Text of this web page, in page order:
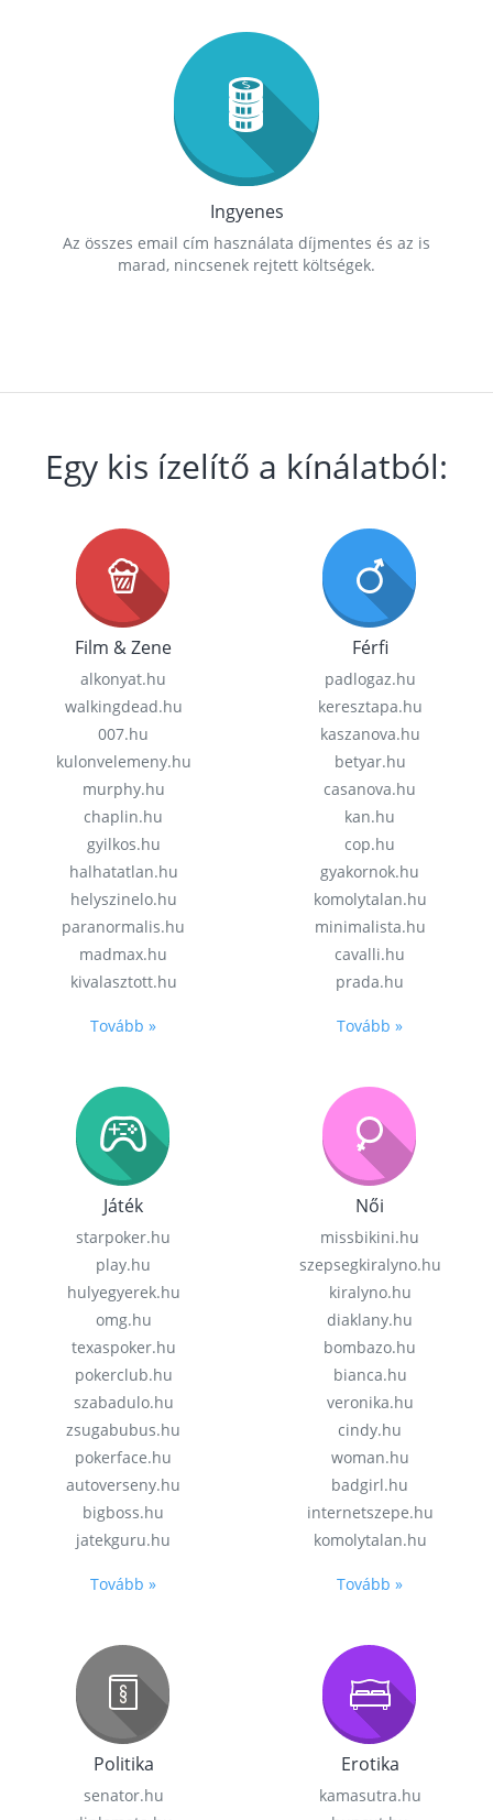
Ingyenes
Az összes email cím használata díjmentes és az is
marad, nincsenek rejtett költségek.
Egy kis ízelítő a kínálatból:
Film & Zene
alkonyat.hu
walkingdead.hu
007.hu
kulonvelemeny.hu
murphy.hu
chaplin.hu
gyilkos.hu
halhatatlan.hu
helyszinelo.hu
paranormalis.hu
madmax.hu
kivalasztott.hu
Tovább »
Férfi
padlogaz.hu
keresztapa.hu
kaszanova.hu
betyar.hu
casanova.hu
kan.hu
cop.hu
gyakornok.hu
komolytalan.hu
minimalista.hu
cavalli.hu
prada.hu
Tovább »
Játék
starpoker.hu
play.hu
hulyegyerek.hu
omg.hu
texaspoker.hu
pokerclub.hu
szabadulo.hu
zsugabubus.hu
pokerface.hu
autoverseny.hu
bigboss.hu
jatekguru.hu
Tovább »
Női
missbikini.hu
szepsegkiralyno.hu
kiralyno.hu
diaklany.hu
bombazo.hu
bianca.hu
veronika.hu
cindy.hu
woman.hu
badgirl.hu
internetszepe.hu
komolytalan.hu
Tovább »
Politika
senator.hu
Erotika
kamasutra.hu